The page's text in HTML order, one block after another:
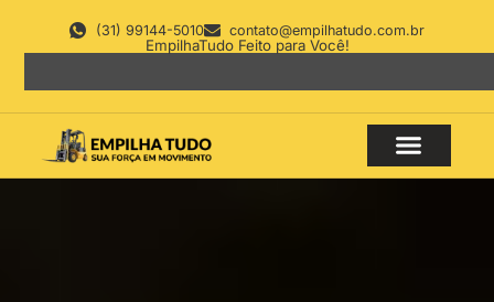
(31) 99144-5010 contato@empilhatudo.com.br
EmpilhaTudo Feito para Você!